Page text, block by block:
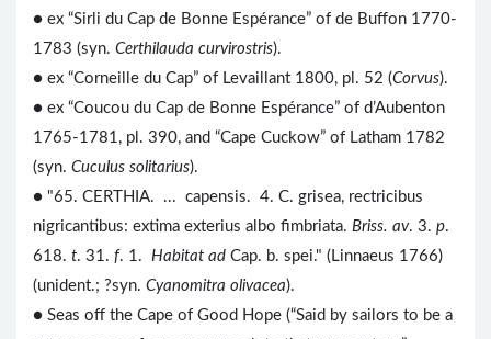
● ex “Sirli du Cap de Bonne Espérance” of de Buffon 1770-
1783 (syn. Certhilauda curvirostris).
● ex “Corneille du Cap” of Levaillant 1800, pl. 52 (Corvus).
● ex “Coucou du Cap de Bonne Espérance” of d’Aubenton
1765-1781, pl. 390, and “Cape Cuckow” of Latham 1782
(syn. Cuculus solitarius).
● "65. CERTHIA. ... capensis. 4. C. grisea, rectricibus
nigricantibus: extima exterius albo fimbriata. Briss. av. 3. p.
618. t. 31. f. 1. Habitat ad Cap. b. spei." (Linnaeus 1766)
(unident.; ?syn. Cyanomitra olivacea).
● Seas off the Cape of Good Hope (“Said by sailors to be a